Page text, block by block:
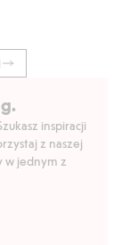
inspiracji
z naszej
w jednym z